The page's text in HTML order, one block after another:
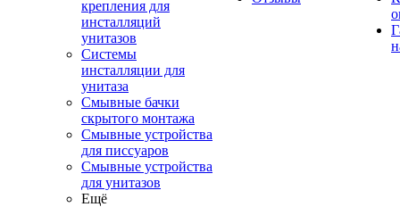
крепления для
инсталляций
унитазов
Системы
инсталляции для
унитаза
Смывные бачки
скрытого монтажа
Смывные устройства
для писсуаров
Смывные устройства
для унитазов
Ещё